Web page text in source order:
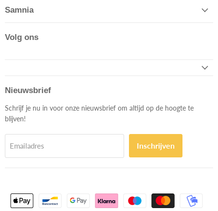
Samnia
Volg ons
Nieuwsbrief
Schrijf je nu in voor onze nieuwsbrief om altijd op de hoogte te
blijven!
Emailadres Inschrijven